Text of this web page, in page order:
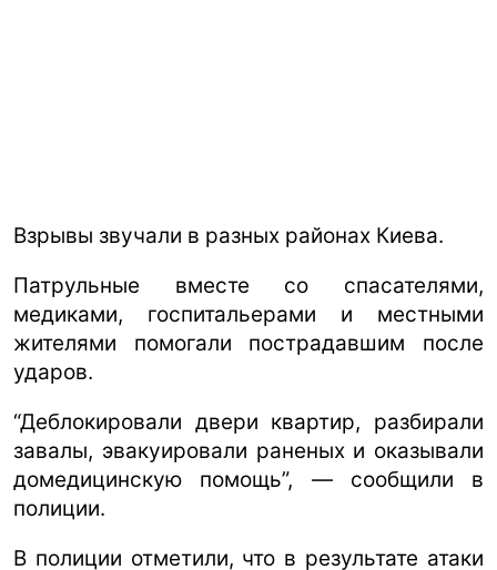
Взрывы звучали в разных районах Киева.
Патрульные вместе со спасателями,
медиками, госпитальерами и местными
жителями помогали пострадавшим после
ударов.
“Деблокировали двери квартир, разбирали
завалы, эвакуировали раненых и оказывали
домедицинскую помощь”, — сообщили в
полиции.
В полиции отметили, что в результате атаки